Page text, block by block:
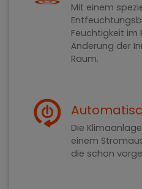
Mit einem
Feuchtigkeit im
Änderung der Innentemperatur im
Raum.
Die
einem Stromausfall
die